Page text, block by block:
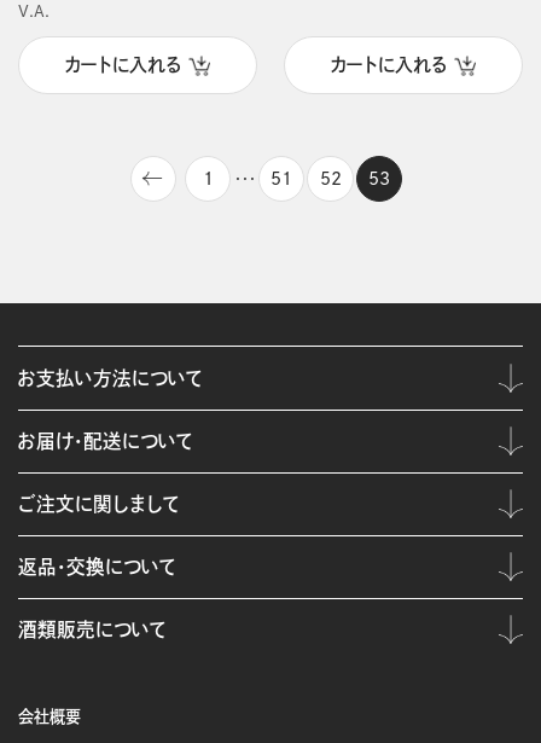
V.A.
カートに入れる カートに入れる
1 ・・・ 51 52 53
会社概要
お支払い方法について
お届け・配送について
ご注文に関しまして
返品・交換について
酒類販売について